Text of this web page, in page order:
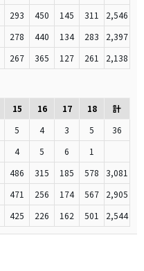
293 450 145 311
2,546
278 440 134 283
2,397
267 365 127 261 2,138
15 16 17 18
計
5 4 3 5
36
4 5 6
1
486 315 185 578
3,081
471 256 174 567
2,905
425 226 162 501 2,544